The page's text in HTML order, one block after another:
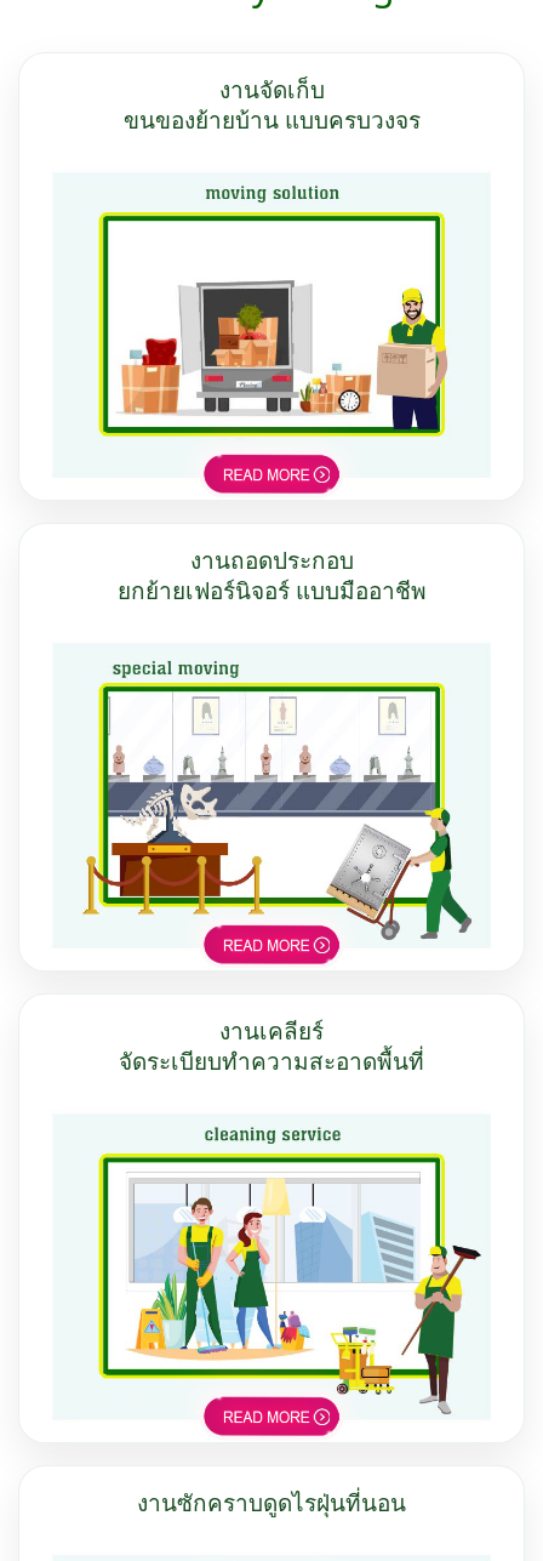
งานจัดเก็บ
ขนของย้ายบ้าน แบบครบวงจร
งานถอดประกอบ
ยกย้ายเฟอร์นิจอร์ แบบมืออาชีพ
งานเคลียร์
จัดระเบียบทำความสะอาดพื้นที่
งานซักคราบดูดไรฝุ่นที่นอน